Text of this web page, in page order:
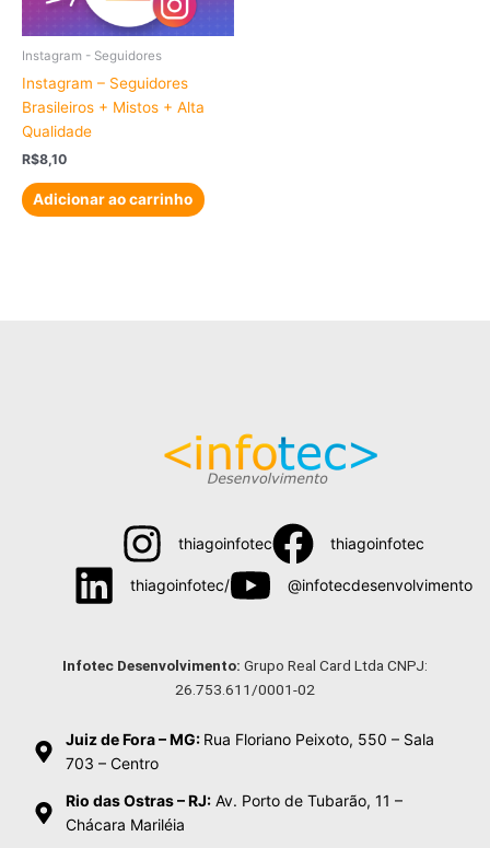
Instagram - Seguidores
Instagram – Seguidores
Brasileiros + Mistos + Alta
Qualidade
R$8,10
Adicionar ao carrinho
thiagoinfotec thiagoinfotec
thiagoinfotec/ @infotecdesenvolvimento
Infotec Desenvolvimento: Grupo Real Card Ltda CNPJ:
26.753.611/0001-02
Juiz de Fora – MG: Rua Floriano Peixoto, 550 – Sala
703 – Centro
Rio das Ostras – RJ: Av. Porto de Tubarão, 11 –
Chácara Mariléia